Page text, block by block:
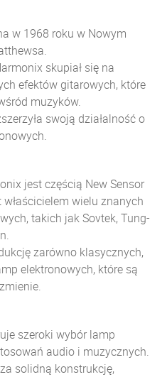
w 1968 roku w Nowym
skupiał się na
efektów gitarowych, które
muzyków.
swoją działalność o
jest częścią New Sensor
wielu znanych
takich jak Sovtek, Tung-
zarówno klasycznych,
elektronowych, które są
szeroki wybór lamp
audio i muzycznych.
solidną konstrukcję,